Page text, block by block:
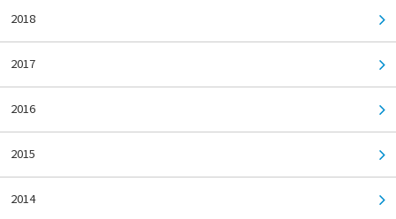
2018
2017
2016
2015
2014